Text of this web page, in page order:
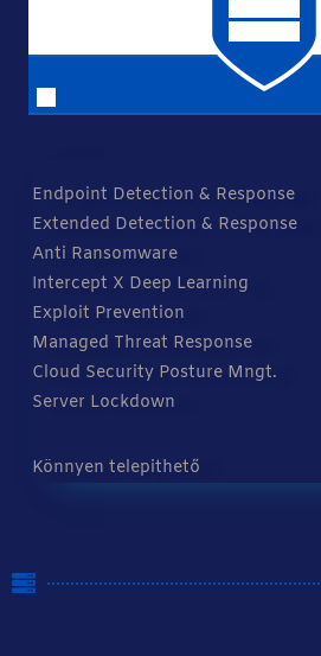
Endpoint Detection & Response
Extended Detection & Response
Anti Ransomware
Intercept X Deep Learning
Exploit Prevention
Managed Threat Response
Cloud Security Posture Mngt.
Server Lockdown
Könnyen telepithető